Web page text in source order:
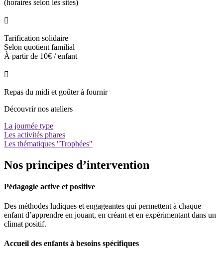
(horaires selon les sites)

Tarification solidaire
Selon quotient familial
À partir de 10€ / enfant

Repas du midi et goûter à fournir
Découvrir nos ateliers
La journée type
Les activités phares
Les thématiques "Trophées"
Nos principes d’intervention
Pédagogie active et positive
Des méthodes ludiques et engageantes qui permettent à chaque
enfant d’apprendre en jouant, en créant et en expérimentant dans un
climat positif.
Accueil des enfants à besoins spécifiques